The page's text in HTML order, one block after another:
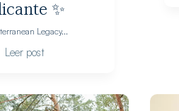
✨
Legacy...
Leer post